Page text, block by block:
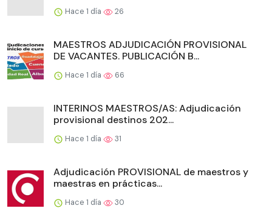
Hace 1 día 26
MAESTROS ADJUDICACIÓN PROVISIONAL
DE VACANTES. PUBLICACIÓN B...
Hace 1 día 66
INTERINOS MAESTROS/AS: Adjudicación
provisional destinos 202...
Hace 1 día 31
Adjudicación PROVISIONAL de maestros y
maestras en prácticas...
Hace 1 día 30